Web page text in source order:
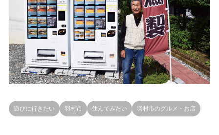
遊びに行きたい 羽村市 住んでみたい 羽村市のグルメ・お店